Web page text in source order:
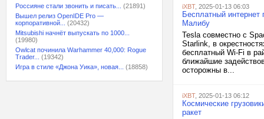
Россияне стали звонить и писать...
(21891)
Вышел релиз OpenIDE Pro —
корпоративной...
(20432)
Mitsubishi начнёт выпускать по 1000...
(19980)
Owlcat починила Warhammer 40,000: Rogue
Trader...
(19342)
Игра в стиле «Джона Уика», новая...
(18858)
iXBT, 2025-01-13 06:03
Бесплатный
Малибу
Tesla совместно с
Starlink, в
бесплатный Wi-Fi в
ближайшие
осторожны в...
iXBT, 2025-01-13 06:12
Космические
ракет